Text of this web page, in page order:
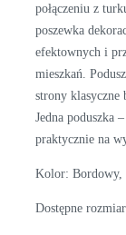
połączeniu z
poszewka
efektownych i
mieszkań.
strony klasyczne
Jedna poduszka
praktycznie na
Kolor: Bordowy,
Dostępne